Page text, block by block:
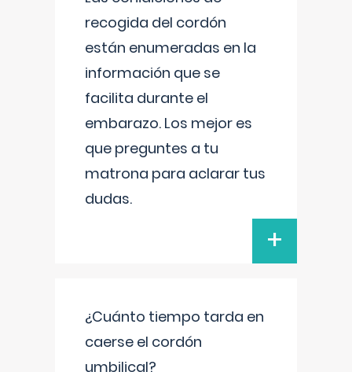
recogida del cordón
están enumeradas en la
información que se
facilita durante el
embarazo. Los mejor es
que preguntes a tu
matrona para aclarar tus
dudas.
+
¿Cuánto tiempo tarda en
caerse el cordón
umbilical?